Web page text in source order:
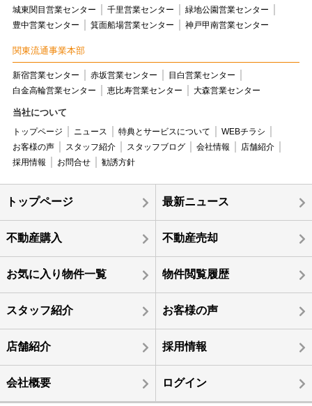
城東関目営業センター
千里営業センター
緑地公園営業センター
豊中営業センター
箕面船場営業センター 神戸甲南営業センター
関東流通事業本部
新宿営業センター 赤坂営業センター
目白営業センター
白金高輪営業センター
恵比寿営業センター 大森営業センター
当社について
トップページ ニュース 特典とサービスについて
WEBチラシ
お客様の声
スタッフ紹介 スタッフブログ 会社情報
店舗紹介
採用情報
お問合せ 勧誘方針
トップページ 最新ニュース
不動産購入 不動産売却
お気に入り物件一覧 物件閲覧履歴
スタッフ紹介 お客様の声
店舗紹介 採用情報
会社概要 ログイン